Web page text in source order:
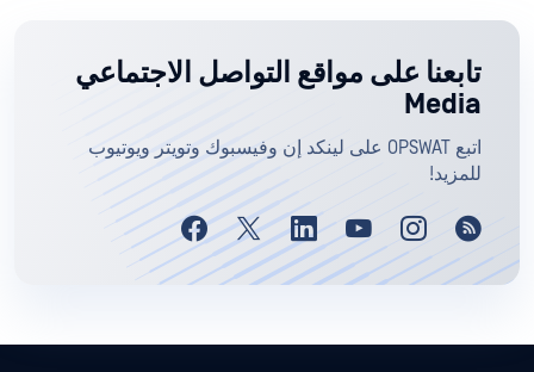
تابعنا على مواقع التواصل الاجتماعي
Media
اتبع OPSWAT على لينكد إن وفيسبوك وتويتر ويوتيوب
للمزيد!